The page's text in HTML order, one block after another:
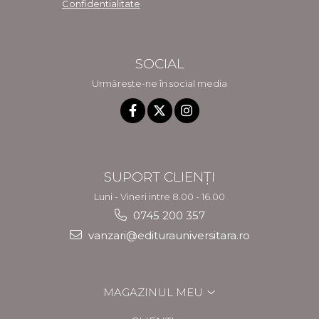
Confidentialitate
SOCIAL
Urmărește-ne în social media
SUPORT CLIENȚI
Luni - Vineri intre 8.00 - 16.00
0745 200 357
vanzari@editurauniversitara.ro
MAGAZINUL MEU